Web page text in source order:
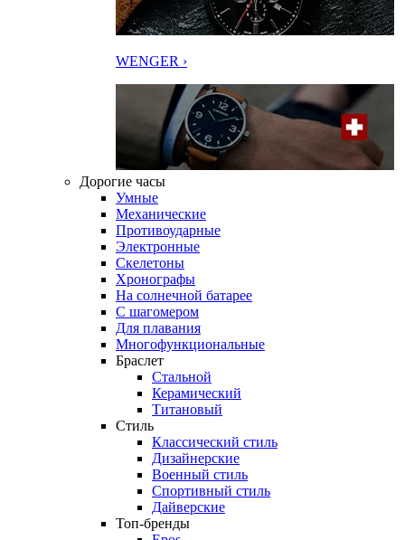
WENGER ›
Дорогие часы
Умные
Механические
Противоударные
Электронные
Скелетоны
Хронографы
На солнечной батарее
С шагомером
Для плавания
Многофункциональные
Браслет
Стальной
Керамический
Титановый
Стиль
Классический стиль
Дизайнерские
Военный стиль
Спортивный стиль
Дайверские
Топ-бренды